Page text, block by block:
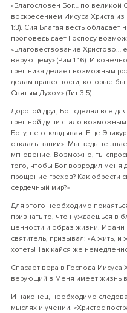
«Благословен Бог… по великой
воскресением Иисуса Христа
1:3). Сия Благая весть
проповедь дает Господу
«Благовествование Христово…
верующему» (Рим 1:16). И
грешника делает возможным
делам праведности, которые
Святым Духом» (Тит 3:5).
Дорогой друг, Бог сделал всё
грешной души стало
Богу, не откладывая! Еще
откладывании». Мы ведь не
мгновение. Возможно, ты
того, чтобы Бог возродил меня
прощение грехов? Как обрести
сердечный мир?»
Для этого необходимо
признать то, что нуждаешься в
ценности и образ жизни. Иоанн
святитель, призывал: «А жить, и
хотеть! Так кайся же
Спасает вера в Господа Иисуса
верующий в Меня имеет жизнь
И наконец, необходимо
мыслях и учении. «Христос